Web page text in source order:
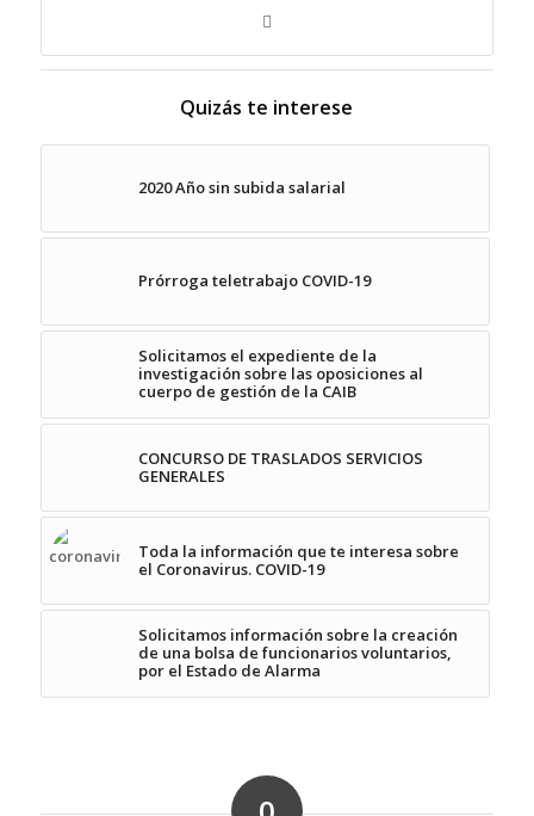
Quizás te interese
2020 Año sin subida salarial
Prórroga teletrabajo COVID-19
Solicitamos el expediente de la
investigación sobre las oposiciones al
cuerpo de gestión de la CAIB
CONCURSO DE TRASLADOS SERVICIOS
GENERALES
Toda la información que te interesa sobre
el Coronavirus. COVID-19
Solicitamos información sobre la creación
de una bolsa de funcionarios voluntarios,
por el Estado de Alarma